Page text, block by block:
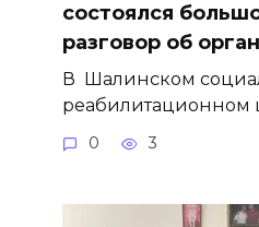
состоялся
разговор об
В Шалинском
реабилитационном
0 3